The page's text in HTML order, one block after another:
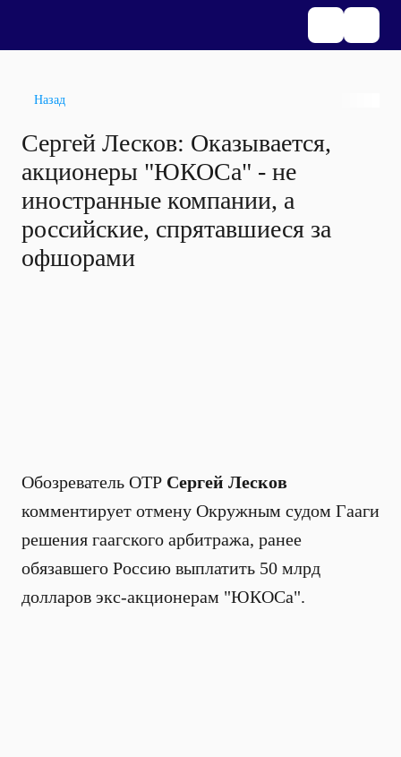
Назад
Сергей Лесков: Оказывается,
акционеры "ЮКОСа" - не
иностранные компании, а
российские, спрятавшиеся за
офшорами
Обозреватель ОТР Сергей Лесков
комментирует отмену Окружным судом Гааги
решения гаагского арбитража, ранее
обязавшего Россию выплатить 50 млрд
долларов экс-акционерам "ЮКОСа".